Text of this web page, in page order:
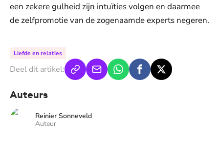
een zekere gulheid zijn intuïties volgen en daarmee
de zelfpromotie van de zogenaamde experts negeren.
Liefde en relaties
Deel dit artikel:
Auteurs
Reinier Sonneveld
Auteur